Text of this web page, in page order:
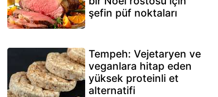
şefin püf noktaları
Tempeh: Vejetaryen ve
veganlara hitap eden
yüksek proteinli et
alternatifi